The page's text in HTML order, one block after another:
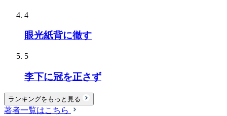
4
眼光紙背に徹す
5
李下に冠を正さず
ランキングをもっと見る
著者一覧はこちら